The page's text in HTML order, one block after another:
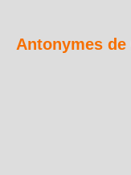
Antonymes de